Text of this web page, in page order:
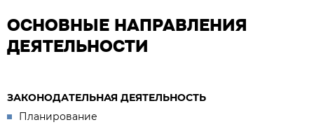
ОСНОВНЫЕ НАПРАВЛЕНИЯ
ДЕЯТЕЛЬНОСТИ
ЗАКОНОДАТЕЛЬНАЯ ДЕЯТЕЛЬНОСТЬ
Планирование